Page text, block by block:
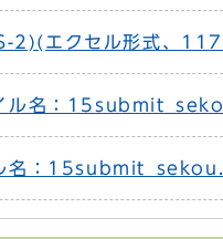
2)(エクセル形式、
ル名：
名：